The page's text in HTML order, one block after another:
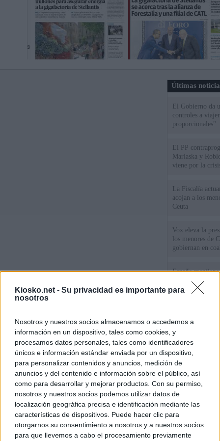
Kiosko.net - Su privacidad es importante para
nosotros
Nosotros y nuestros socios almacenamos o accedemos a
información en un dispositivo, tales como cookies, y
procesamos datos personales, tales como identificadores
únicos e información estándar enviada por un dispositivo,
para personalizar contenidos y anuncios, medición de
anuncios y del contenido e información sobre el público, así
como para desarrollar y mejorar productos. Con su permiso,
nosotros y nuestros socios podemos utilizar datos de
localización geográfica precisa e identificación mediante las
características de dispositivos. Puede hacer clic para
otorgarnos su consentimiento a nosotros y a nuestros socios
para que llevemos a cabo el procesamiento previamente
Últimas
El Gobierno da
controles a
proporcionales"
El PP
Marlaska y
viene por la
La Fiscalía
acojan a los
Ceuta
Vox eleva la
los menores de
gobiernan en
España
coordinación
cruzar la
que busca a los
Ceuta
© Kiosko.net Aviso Legal Privacidad y Cookies